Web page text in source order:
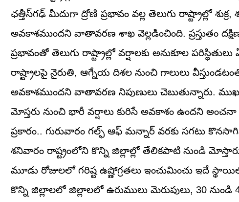
ఛత్తీస్‌గఢ్ మీదుగా ద్రోణి ప్రభావం వల్ల తెలుగు రాష్ట్రాల్లో
అవకాశముందని వాతావరణ శాఖ వెల్లడించింది. ప్రస్తుతం
ప్రభావంతో తెలుగు రాష్ట్రాల్లో వర్షాలకు అనుకూల
రాష్ట్రాలపై నైరుతి, ఆగ్నేయ దిశల నుంచి గాలులు
అవకాశముందని వాతావరణ నిపుణులు చెబుతున్నారు.
మోస్తరు నుంచి భారీ వర్షాలు కురిసే అవకాశం ఉందని
ప్రకారం.. గురువారం గల్ఫ్ ఆఫ్ మన్నార్ వరకు సగటు
శనివారం రాష్ట్రంలోని కొన్ని జిల్లాల్లో తేలికపాటి నుండి
మూడు రోజులలో గరిష్ట ఉష్ణోగ్రతలు ఇంచుమించు ఇదే
కొన్ని జిల్లాలలో జిల్లాలలో ఉరుములు మెరుపులు, 30